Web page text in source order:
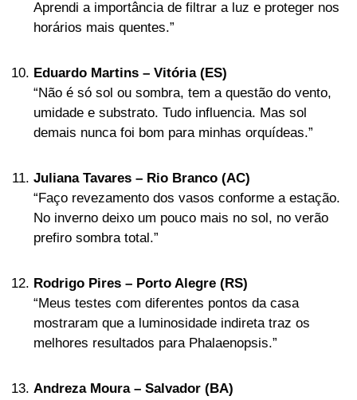
Aprendi a importância de filtrar a luz e proteger nos
horários mais quentes.”
Eduardo Martins – Vitória (ES)
“Não é só sol ou sombra, tem a questão do vento,
umidade e substrato. Tudo influencia. Mas sol
demais nunca foi bom para minhas orquídeas.”
Juliana Tavares – Rio Branco (AC)
“Faço revezamento dos vasos conforme a estação.
No inverno deixo um pouco mais no sol, no verão
prefiro sombra total.”
Rodrigo Pires – Porto Alegre (RS)
“Meus testes com diferentes pontos da casa
mostraram que a luminosidade indireta traz os
melhores resultados para Phalaenopsis.”
Andreza Moura – Salvador (BA)